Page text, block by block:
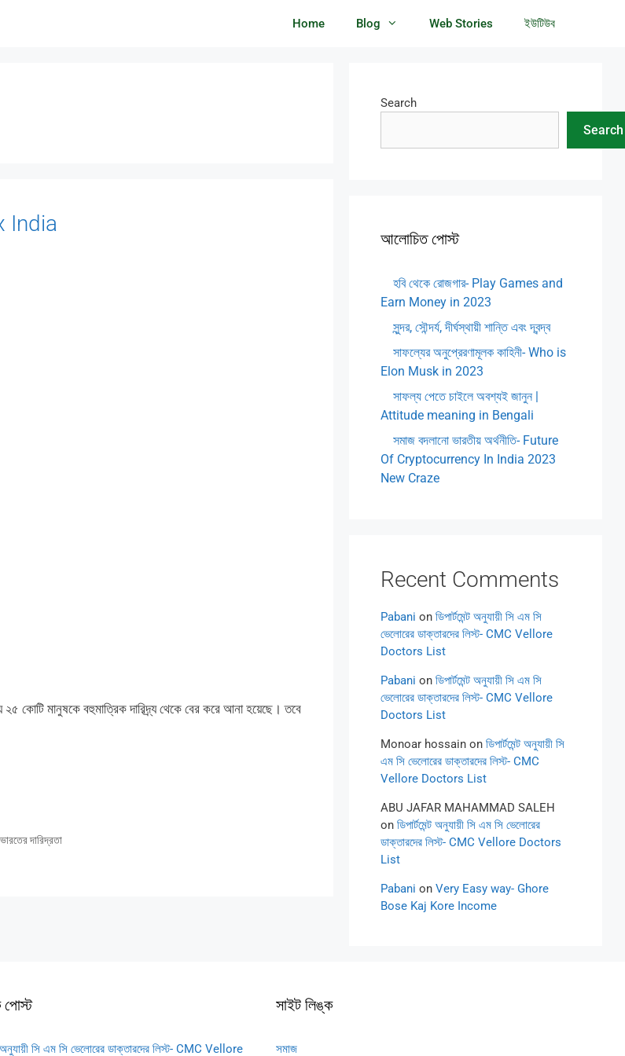
Home Blog Web Stories ইউটিউব
India
মানুষকে বহুমাত্রিক দারিদ্র্য থেকে বের করে আনা হয়েছে। তবে
ভারতের দারিদ্রতা
Search
Search
আলোচিত পোস্ট
হবি থেকে রোজগার- Play Games and
Earn Money in 2023
সুন্দর, সৌন্দর্য, দীর্ঘস্থায়ী শান্তি এবং দ্বন্দ্ব
সাফল্যের অনুপ্রেরণামূলক কাহিনী- Who is
Elon Musk in 2023
সাফল্য পেতে চাইলে অবশ্যই জানুন |
Attitude meaning in Bengali
সমাজ বদলানো ভারতীয় অর্থনীতি- Future
Of Cryptocurrency In India 2023
New Craze
Recent Comments
Pabani onডিপার্টমেন্ট অনুযায়ী সি এম সি
ভেলোরের ডাক্তারদের লিস্ট- CMC Vellore
Doctors List
Pabani onডিপার্টমেন্ট অনুযায়ী সি এম সি
ভেলোরের ডাক্তারদের লিস্ট- CMC Vellore
Doctors List
Monoar hossain onডিপার্টমেন্ট অনুযায়ী সি
এম সি ভেলোরের ডাক্তারদের লিস্ট- CMC
Vellore Doctors List
ABU JAFAR MAHAMMAD SALEH
onডিপার্টমেন্ট অনুযায়ী সি এম সি ভেলোরের
ডাক্তারদের লিস্ট- CMC Vellore Doctors
List
Pabani onVery Easy way- Ghore
Bose Kaj Kore Income
পোস্ট
অনুযায়ী সি এম সি ভেলোরের ডাক্তারদের লিস্ট- CMC Vellore
সাইট লিঙ্ক
সমাজ